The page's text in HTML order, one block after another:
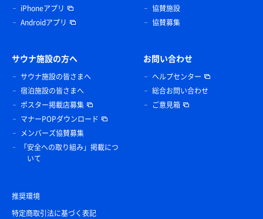
iPhoneアプリ
Androidアプリ
協賛施設
協賛募集
サウナ施設の方へ
サウナ施設の皆さまへ
宿泊施設の皆さまへ
ポスター掲載店募集
マナーPOPダウンロード
メンバーズ協賛募集
「安全への取り組み」掲載につ
いて
お問い合わせ
ヘルプセンター
総合お問い合わせ
ご意見箱
推奨環境
特定商取引法に基づく表記